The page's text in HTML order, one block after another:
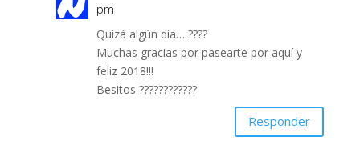
pm
Quizá algún día… ????
Muchas gracias por pasearte por aquí y
feliz 2018!!!
Besitos ????????????
Responder